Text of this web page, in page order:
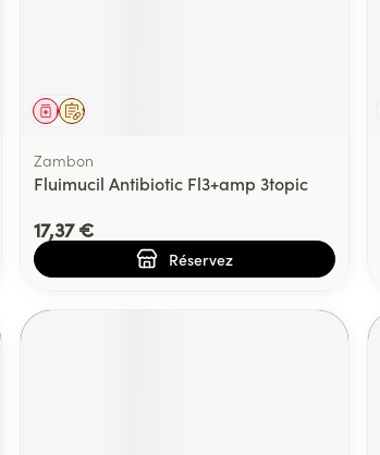
Sur prescription
Médicament
Zambon
Fluimucil Antibiotic Fl3+amp 3topic
17,37 €
Réservez